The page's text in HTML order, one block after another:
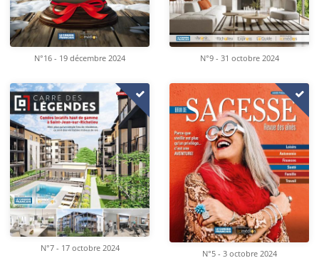
N°16 - 19 décembre 2024 N°9 - 31 octobre 2024
N°7 - 17 octobre 2024
N°5 - 3 octobre 2024